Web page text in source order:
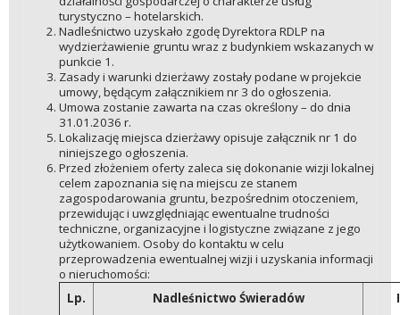
turystyczno – hotelarskich.
Nadleśnictwo uzyskało zgodę Dyrektora RDLP na
wydzierżawienie gruntu wraz z budynkiem wskazanych w
punkcie 1.
Zasady i warunki dzierżawy zostały podane w projekcie
umowy, będącym załącznikiem nr 3 do ogłoszenia.
Umowa zostanie zawarta na czas określony – do dnia
31.01.2036 r.
Lokalizację miejsca dzierżawy opisuje załącznik nr 1 do
niniejszego ogłoszenia.
Przed złożeniem oferty zaleca się dokonanie wizji lokalnej
celem zapoznania się na miejscu ze stanem
zagospodarowania gruntu, bezpośrednim otoczeniem,
przewidując i uwzględniając ewentualne trudności
techniczne, organizacyjne i logistyczne związane z jego
użytkowaniem. Osoby do kontaktu w celu
przeprowadzenia ewentualnej wizji i uzyskania informacji
o nieruchomości:
Lp.
Nadleśnictwo Świeradów